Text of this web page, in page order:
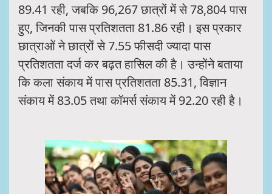
89.41 रही, जबकि 96,267 छात्रों में से 78,804 पास
हुए, जिनकी पास प्रतिशतता 81.86 रही। इस प्रकार
छात्राओं ने छात्रों से 7.55 फीसदी ज्यादा पास
प्रतिशतता दर्ज कर बढ़त हासिल की है। उन्होंने बताया
कि कला संकाय में पास प्रतिशतता 85.31, विज्ञान
संकाय में 83.05 तथा कॉमर्स संकाय में 92.20 रही है।